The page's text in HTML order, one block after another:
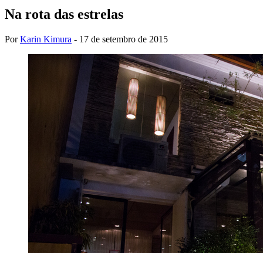
Na rota das estrelas
PorKarin Kimura - 17 de setembro de 2015